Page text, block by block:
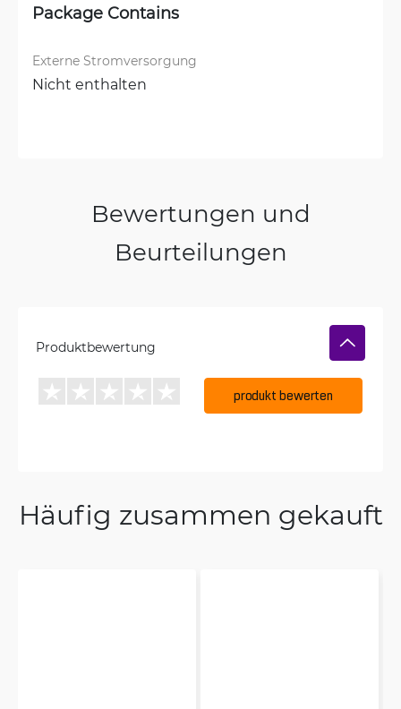
Package Contains
Externe Stromversorgung
Nicht enthalten
Bewertungen und
Beurteilungen
Produktbewertung
produkt bewerten
Häufig zusammen gekauft